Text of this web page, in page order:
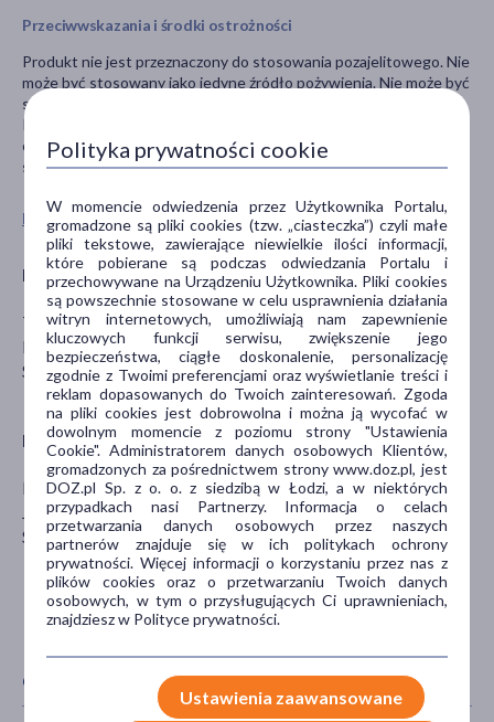
Pokaż wszystkie produkty TOPNATUR
Producent
TOPNATUR s. r. o.
K Teplinam 679, Czechy
Slusovice
Dystrybutor
Nook Hanna Kukawka -Walczak
Janczewo 121a
Santok
Przeciwwskazania i środki ostrożności
Produkt nie jest przeznaczony do stosowania pozajelitowego. Nie
może być stosowany jako jedyne źródło pożywienia. Nie może być
stosowany jak substytut (zamiennik) zróżnicowanej diety.
Preparat należy przechowywać w suchym miejscu. Po każdym
otwarciu szczelnie zamykać opakowanie. Przechowywać w
sposób niedostępny dla dzieci.
CECHY PRODUKTU
Polityka prywatności cookie
W momencie odwiedzenia przez Użytkownika Portalu,
gromadzone są pliki cookies (tzw. „ciasteczka”) czyli małe
pliki tekstowe, zawierające niewielkie ilości informacji,
które pobierane są podczas odwiedzania Portalu i
przechowywane na Urządzeniu Użytkownika. Pliki cookies
są powszechnie stosowane w celu usprawnienia działania
witryn internetowych, umożliwiają nam zapewnienie
kluczowych funkcji serwisu, zwiększenie jego
bezpieczeństwa, ciągłe doskonalenie, personalizację
zgodnie z Twoimi preferencjami oraz wyświetlanie treści i
reklam dopasowanych do Twoich zainteresowań. Zgoda
na pliki cookies jest dobrowolna i można ją wycofać w
dowolnym momencie z poziomu strony "Ustawienia
Cookie". Administratorem danych osobowych Klientów,
gromadzonych za pośrednictwem strony www.doz.pl, jest
DOZ.pl Sp. z o. o. z siedzibą w Łodzi, a w niektórych
przypadkach nasi Partnerzy. Informacja o celach
przetwarzania danych osobowych przez naszych
partnerów znajduje się w ich politykach ochrony
prywatności. Więcej informacji o korzystaniu przez nas z
plików cookies oraz o przetwarzaniu Twoich danych
osobowych, w tym o przysługujących Ci uprawnieniach,
znajdziesz w Polityce prywatności.
Ustawienia zaawansowane